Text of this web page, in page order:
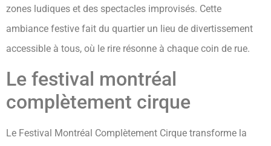
zones ludiques et des spectacles improvisés. Cette
ambiance festive fait du quartier un lieu de divertissement
accessible à tous, où le rire résonne à chaque coin de rue.
Le festival montréal
complètement cirque
Le Festival Montréal Complètement Cirque transforme la